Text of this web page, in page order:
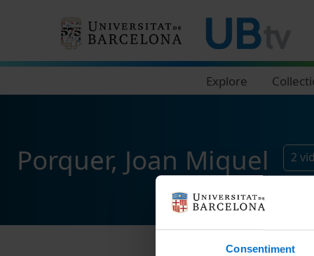
Consentiment
Explore
Porquer, Joan Miquel 2